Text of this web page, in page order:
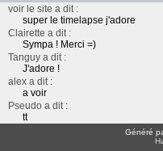
voir le site a dit :
super le timelapse j'adore
Clairette a dit :
Sympa ! Merci =)
Tanguy a dit :
J'adore !
alex a dit :
a voir
Pseudo a dit :
tt
Généré